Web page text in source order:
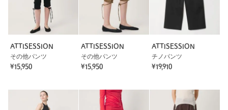
ATTISESSION
その他パンツ
¥15,950
ATTISESSION
その他パンツ
¥15,950
ATTISESSION
チノパンツ
¥19,910